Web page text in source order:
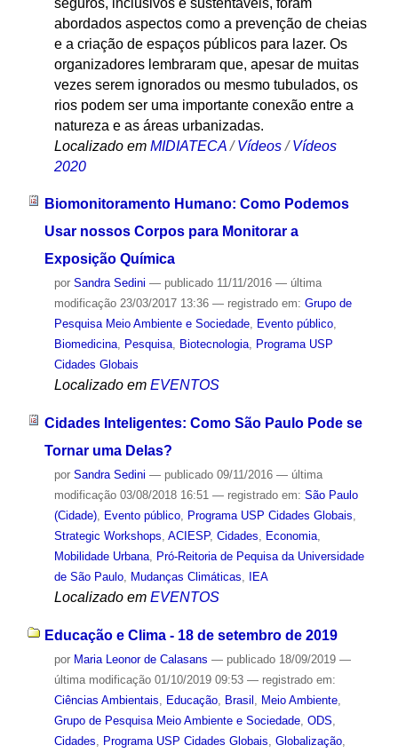
abordados aspectos como a prevenção de cheias
e a criação de espaços públicos para lazer. Os
organizadores lembraram que, apesar de muitas
vezes serem ignorados ou mesmo tubulados, os
rios podem ser uma importante conexão entre a
natureza e as áreas urbanizadas.
Localizado em MIDIATECA /Vídeos /Vídeos
2020
Biomonitoramento Humano: Como Podemos
Usar nossos Corpos para Monitorar a
Exposição Química
por Sandra Sedini — publicado11/11/2016 — última
modificação23/03/2017 13:36 — registrado em: Grupo de
Pesquisa Meio Ambiente e Sociedade, Evento público,
Biomedicina, Pesquisa, Biotecnologia, Programa USP
Cidades Globais
Localizado em EVENTOS
Cidades Inteligentes: Como São Paulo Pode se
Tornar uma Delas?
por Sandra Sedini — publicado09/11/2016 — última
modificação03/08/2018 16:51 — registrado em: São Paulo
(Cidade), Evento público, Programa USP Cidades Globais,
Strategic Workshops, ACIESP, Cidades, Economia,
Mobilidade Urbana, Pró-Reitoria de Pequisa da Universidade
de São Paulo, Mudanças Climáticas, IEA
Localizado em EVENTOS
Educação e Clima - 18 de setembro de 2019
por Maria Leonor de Calasans — publicado18/09/2019 —
última modificação01/10/2019 09:53 — registrado em:
Ciências Ambientais
Educação, Brasil Meio Ambiente,
Grupo de Pesquisa Meio Ambiente e Sociedade, ODS
Cidades
Programa USP Cidades Globais Globalização,